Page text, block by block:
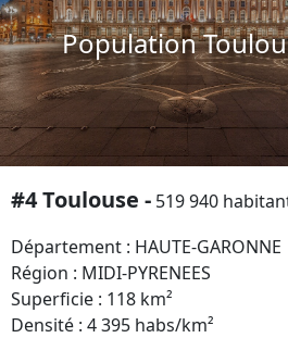
Population
#4 Toulouse - 519 940
Département : HAUTE-GARONNE
Région : MIDI-PYRENEES
Superficie : 118 km²
Densité : 4 395 habs/km²